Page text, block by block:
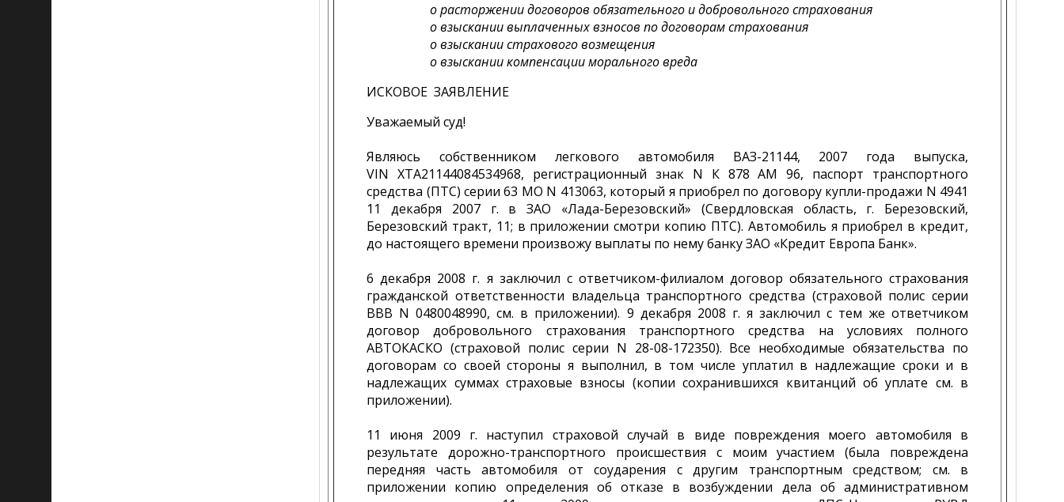
о расторжении договоров обязательного и добровольного страхования
о взыскании выплаченных взносов по договорам страхования
о взыскании страхового возмещения
о взыскании компенсации морального вреда
ИСКОВОЕ ЗАЯВЛЕНИЕ
Уважаемый суд!
Являюсь собственником легкового автомобиля ВАЗ-21144, 2007 года выпуска,
VIN XTA21144084534968, регистрационный знак N К 878 АМ 96, паспорт транспортного
средства (ПТС) серии 63 МО N 413063, который я приобрел по договору купли-продажи N 4941
11 декабря 2007 г. в ЗАО «Лада-Березовский» (Свердловская область, г. Березовский,
Березовский тракт, 11; в приложении смотри копию ПТС). Автомобиль я приобрел в кредит,
до настоящего времени произвожу выплаты по нему банку ЗАО «Кредит Европа Банк».
6 декабря 2008 г. я заключил с ответчиком-филиалом договор обязательного страхования
гражданской ответственности владельца транспортного средства (страховой полис серии
ВВВ N 0480048990, см. в приложении). 9 декабря 2008 г. я заключил с тем же ответчиком
договор добровольного страхования транспортного средства на условиях полного
АВТОКАСКО (страховой полис серии N 28-08-172350). Все необходимые обязательства по
договорам со своей стороны я выполнил, в том числе уплатил в надлежащие сроки и в
надлежащих суммах страховые взносы (копии сохранившихся квитанций об уплате см. в
приложении).
11 июня 2009 г. наступил страховой случай в виде повреждения моего автомобиля в
результате дорожно-транспортного происшествия с моим участием (была повреждена
передняя часть автомобиля от соударения с другим транспортным средством; см. в
приложении копию определения об отказе в возбуждении дела об административном